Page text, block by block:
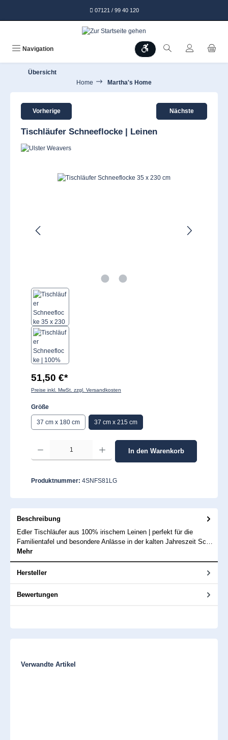
07121 / 99 40 120
Navigation Werkzeugleiste anzeigen
Übersicht
Home
Martha's Home
Vorherige Nächste
Tischläufer Schneeflocke | Leinen
Bildergalerie überspringen
51,50 €*
Preise inkl. MwSt. zzgl. Versandkosten
Größeauswählen
37 cm x 180 cm 37 cm x 215 cm
Produkt Anzahl: Gib den gewünschten Wert ein oder benutze die Schaltflächen
In den Warenkorb
Produktnummer: 4SNFS81LG
Beschreibung
Edler Tischläufer aus 100% irischem Leinen | perfekt für die
Familientafel und besondere Anlässe in der kalten Jahreszeit Sc…
Mehr
Hersteller
Bewertungen
Produktgalerie überspringen
Verwandte Artikel